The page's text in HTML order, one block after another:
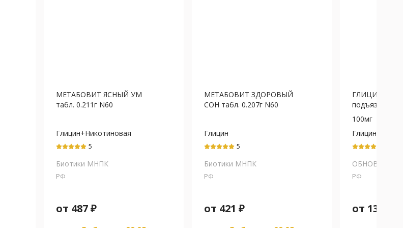
МЕТАБОВИТ ЯСНЫЙ УМ
табл. 0.211г N60
Глицин+Никотиновая
кислота (РР-В3)
5
Биотики МНПК
РФ
от 487₽
МЕТАБОВИТ ЗДОРОВЫЙ
СОН табл. 0.207г N60
Глицин
5
Биотики МНПК
РФ
от 421 ₽
ГЛИЦИН табл.
подъязычн.
100мг
Глицин
ОБНОВЛЕНИЕ
РФ
от 139